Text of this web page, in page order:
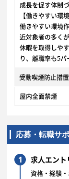
成長を促す体制
【働きやすい環
働きやすい環境
近対象者の多く
休暇を取得しや
り、離職率も5パ
受動喫煙防止措置
屋内全面禁煙
応募・転職サ
1 求人エント
資格・経験